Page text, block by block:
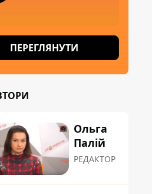
ПЕРЕГЛЯНУТИ
Ольга
Палій
РЕДАКТОР